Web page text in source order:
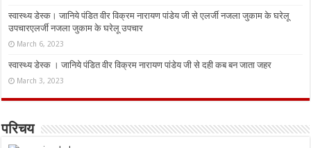
स्वास्थ्य डेस्क। जानिये पंडित वीर विक्रम नारायण पांडेय जी से एलर्जी नजला जुकाम के घरेलू
उपचारएलर्जी नजला जुकाम के घरेलू उपचार
March 6, 2023
स्वास्थ्य डेस्क । जानिये पंडित वीर विक्रम नारायण पांडेय जी से दही कब बन जाता जहर
March 3, 2023
परिचय